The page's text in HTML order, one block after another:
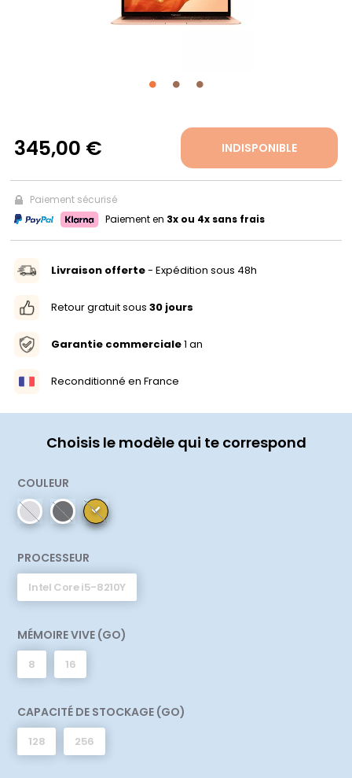
345,00 € INDISPONIBLE
Paiement sécurisé
Paiement en 3x ou 4x sans frais
Livraison offerte- Expédition sous 48h
Retour gratuit sous 30 jours
Garantie commerciale1 an
Reconditionné en France
Choisis le modèle qui te correspond
COULEUR
PROCESSEUR
Intel Core i5-8210Y
MÉMOIRE VIVE (GO)
8 16
CAPACITÉ DE STOCKAGE (GO)
128 256
FR